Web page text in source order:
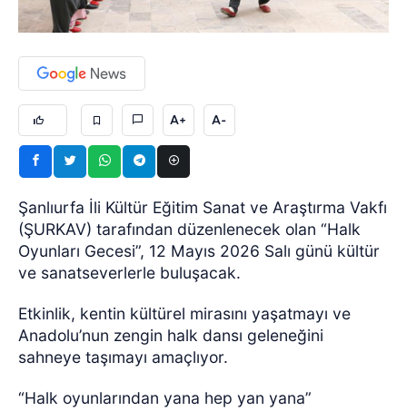
A+ A-
Şanlıurfa İli Kültür Eğitim Sanat ve Araştırma Vakfı
(ŞURKAV) tarafından düzenlenecek olan “Halk
Oyunları Gecesi”, 12 Mayıs 2026 Salı günü kültür
ve sanatseverlerle buluşacak.
Etkinlik, kentin kültürel mirasını yaşatmayı ve
Anadolu’nun zengin halk dansı geleneğini
sahneye taşımayı amaçlıyor.
“Halk oyunlarından yana hep yan yana”